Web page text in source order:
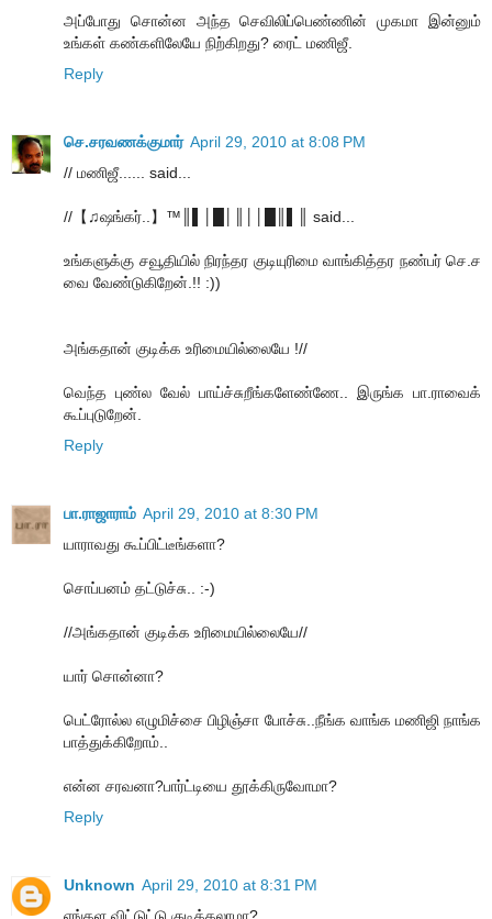
அப்போது சொன்ன அந்த செவிலிப்பெண்ணின் முகமா இன்னும்
உங்கள் கண்களிலேயே நிற்கிறது? ரைட் மணிஜீ.
Reply
செ.சரவணக்குமார் April 29, 2010 at 8:08 PM
// மணிஜீ...... said...
//【♫ஷங்கர்..】™║▌│█│║││█║▌║ said...
உங்களுக்கு சவூதியில் நிரந்தர குடியுரிமை வாங்கித்தர நண்பர் செ.ச
வை வேண்டுகிறேன்.!! :))
அங்கதான் குடிக்க உரிமையில்லையே !//
வெந்த புண்ல வேல் பாய்ச்சுறீங்களேண்ணே.. இருங்க பா.ராவைக்
கூப்புடுறேன்.
Reply
பா.ராஜாராம் April 29, 2010 at 8:30 PM
யாராவது கூப்பிட்டீங்களா?
சொப்பனம் தட்டுச்சு.. :-)
//அங்கதான் குடிக்க உரிமையில்லையே//
யார் சொன்னா?
பெட்ரோல்ல எழுமிச்சை பிழிஞ்சா போச்சு..நீங்க வாங்க மணிஜி நாங்க
பாத்துக்கிறோம்..
என்ன சரவனா?பார்ட்டியை தூக்கிருவோமா?
Reply
Unknown April 29, 2010 at 8:31 PM
எங்கள விட்டுட்டு குடிக்கலாமா?